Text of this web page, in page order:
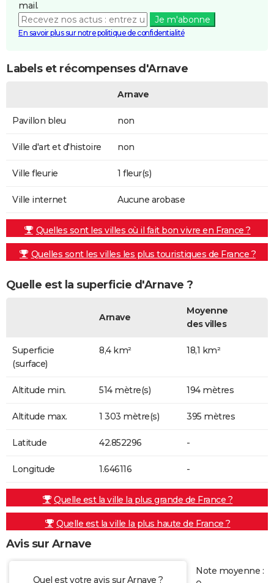
mail.
Je m'abonne
En savoir plus sur notre politique de confidentialité
Labels et récompenses d'Arnave
Arnave
Pavillon bleu non
Ville d'art et d'histoire non
Ville fleurie 1 fleur(s)
Ville internet Aucune arobase
Quelles sont les villes où il fait bon vivre en France ?
Quelles sont les villes les plus touristiques de France ?
Quelle est la superficie d'Arnave ?
Arnave
Moyenne
des villes
Superficie
(surface)
8,4 km² 18,1 km²
Altitude min. 514 mètre(s) 194 mètres
Altitude max. 1 303 mètre(s) 395 mètres
Latitude 42.852296 -
Longitude 1.646116 -
Quelle est la ville la plus grande de France ?
Quelle est la ville la plus haute de France ?
Avis sur Arnave
Quel est votre avis sur Arnave ?
Note moyenne :